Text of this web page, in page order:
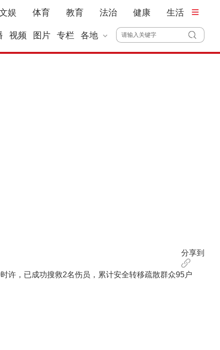
娱 体育 教育 法治 健康 生活
视频 图片 专栏 各地
分享到
许，已成功搜救2名伤员，累计安全转移疏散群众95户